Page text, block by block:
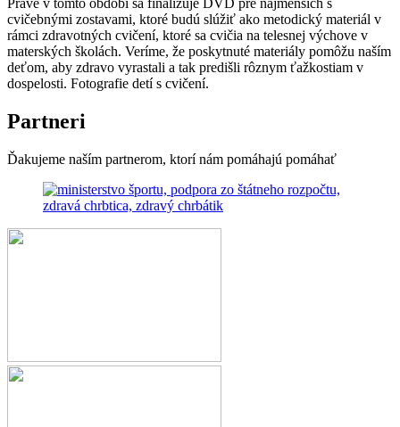
cvičebnými zostavami, ktoré budú slúžiť ako metodický materiál v
rámci zdravotných cvičení, ktoré sa cvičia na telesnej výchove v
materských školách. Veríme, že poskytnuté materiály pomôžu naším
deťom, aby zdravo vyrastali a tak predišli rôznym ťažkostiam v
dospelosti. Fotografie detí s cvičení.
Partneri
Ďakujeme naším partnerom, ktorí nám pomáhajú pomáhať